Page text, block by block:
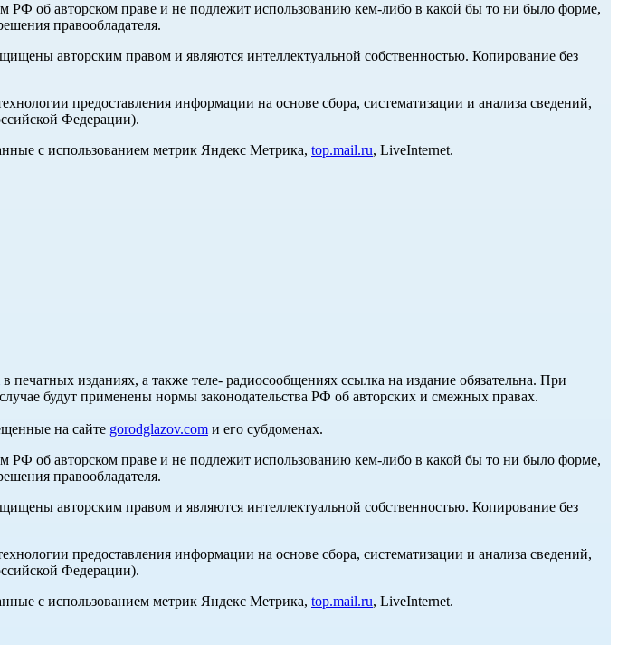
РФ об авторском праве и не подлежит использованию кем-либо в какой бы то ни было форме,
правообладателя.
авторским правом и являются интеллектуальной собственностью. Копирование без
предоставления информации на основе сбора, систематизации и анализа сведений,
Федерации).
с использованием метрик Яндекс Метрика, top.mail.ru, LiveInternet.
в печатных изданиях, а также теле- радиосообщениях ссылка на издание обязательна. При
будут применены нормы законодательства РФ об авторских и смежных правах.
на сайте gorodglazov.com и его субдоменах.
РФ об авторском праве и не подлежит использованию кем-либо в какой бы то ни было форме,
правообладателя.
авторским правом и являются интеллектуальной собственностью. Копирование без
предоставления информации на основе сбора, систематизации и анализа сведений,
Федерации).
с использованием метрик Яндекс Метрика, top.mail.ru, LiveInternet.